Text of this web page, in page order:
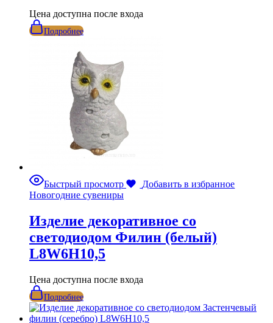
Цена доступна после входа
Подробнее
Быстрый просмотр
Добавить в избранное
Новогодние сувениры
Изделие декоративное со
светодиодом Филин (белый)
L8W6H10,5
Цена доступна после входа
Подробнее